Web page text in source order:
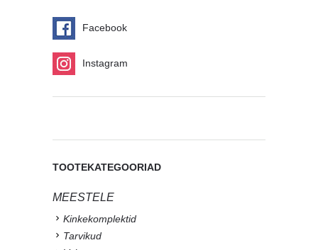
Facebook
Instagram
TOOTEKATEGOORIAD
MEESTELE
Kinkekomplektid
Tarvikud